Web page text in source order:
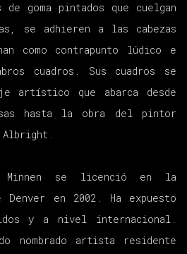
goma pintados que cuelgan
se adhieren a las cabezas
como contrapunto lúdico e
cuadros. Sus cuadros se
artístico que abarca desde
hasta la obra del pintor
Albright.
Minnen se licenció en la
Denver en 2002. Ha expuesto
y a nivel internacional.
nombrado artista residente